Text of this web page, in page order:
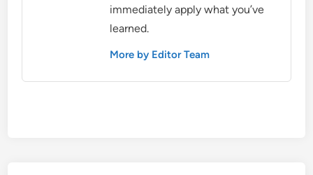
immediately apply what you’ve
learned.
More by Editor Team